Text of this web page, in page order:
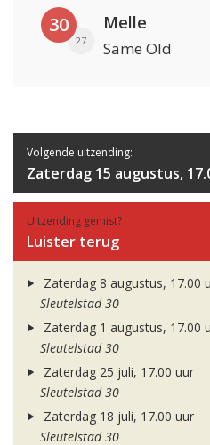
30
27
Melle
Same Old
Volgende uitzending:
Zaterdag 15 augustus,
Uitzending gemist?
Luister terug
Zaterdag 8 augustus, 17.00
Sleutelstad 30
Zaterdag 1 augustus, 17.00
Sleutelstad 30
Zaterdag 25 juli, 17.00 uur
Sleutelstad 30
Zaterdag 18 juli, 17.00 uur
Sleutelstad 30